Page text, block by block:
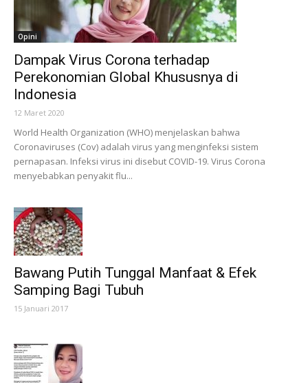
Opini
Dampak Virus Corona terhadap
Perekonomian Global Khususnya di
Indonesia
12 Maret 2020
World Health Organization (WHO) menjelaskan bahwa
Coronaviruses (Cov) adalah virus yang menginfeksi sistem
pernapasan. Infeksi virus ini disebut COVID-19. Virus Corona
menyebabkan penyakit flu...
Bawang Putih Tunggal Manfaat & Efek
Samping Bagi Tubuh
15 Januari 2017